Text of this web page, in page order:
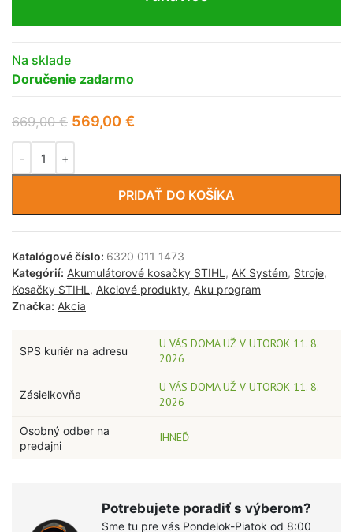
Na sklade
Doručenie zadarmo
669,00€ 569,00 €
PRIDAŤ DO KOŠÍKA
Katalógové číslo: 6320 011 1473
Kategórií: Akumulátorové kosačky STIHL , AK Systém, Stroje,
Kosačky STIHL , Akciové produkty, Aku program
Značka: Akcia
SPS kuriér na adresu
U VÁS DOMA UŽ V UTOROK 11. 8.
2026
Zásielkovňa
U VÁS DOMA UŽ V UTOROK 11. 8.
2026
Osobný odber na
predajni
IHNEĎ
Potrebujete poradiť s výberom?
Sme tu pre vás Pondelok-Piatok od 8:00